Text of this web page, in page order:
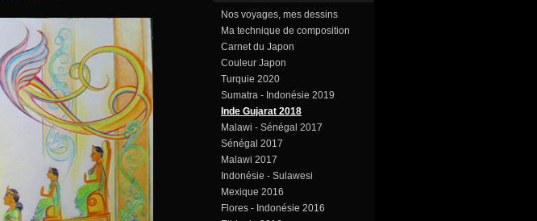
Nos voyages, mes dessins
Ma technique de composition
Carnet du Japon
Couleur Japon
Turquie 2020
Sumatra - Indonésie 2019
Inde Gujarat 2018
Malawi - Sénégal 2017
Sénégal 2017
Malawi 2017
Indonésie - Sulawesi
Mexique 2016
Flores - Indonésie 2016